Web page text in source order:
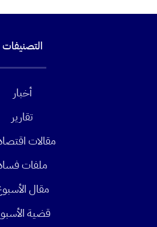
التصنيفات
أخبار
تقارير
مقالات
ملفات
مقال
قضية